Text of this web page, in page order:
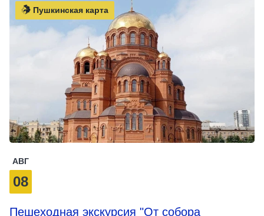
Пушкинская карта
АВГ
08
Пешеходная экскурсия "От собора